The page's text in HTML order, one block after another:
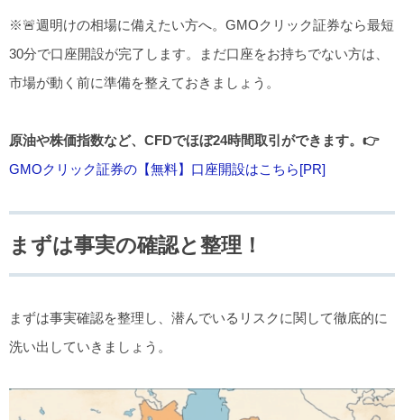
※🚨週明けの相場に備えたい方へ。GMOクリック証券なら最短
30分で口座開設が完了します。まだ口座をお持ちでない方は、
市場が動く前に準備を整えておきましょう。
原油や株価指数など、CFDでほぼ24時間取引ができます。👉
GMOクリック証券の【無料】口座開設はこちら[PR]
まずは事実の確認と整理！
まずは事実確認を整理し、潜んでいるリスクに関して徹底的に
洗い出していきましょう。